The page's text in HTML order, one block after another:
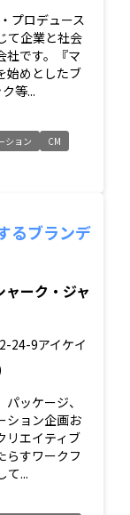
プロデュース
て企業と社会
社です。『マ
始めとしたブ
等...
ション
CM
るブランデ
ーク・ジャ
24-9アイケイ
ッケージ、
ション企画お
リエイティブ
らすワークフ
て...